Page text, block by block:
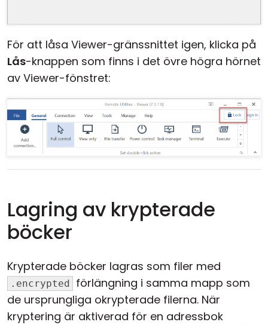
För att låsa Viewer-gränssnittet igen, klicka på
Lås-knappen som finns i det övre högra hörnet
av Viewer-fönstret:
Lagring av krypterade
böcker
Krypterade böcker lagras som filer med
.encrypted
förlängning i samma mapp som
de ursprungliga okrypterade filerna. När
kryptering är aktiverad för en adressbok